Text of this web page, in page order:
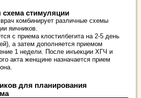
стимуляции
комбинирует различные схемы
яичников.
с приема клостилбегита на 2-5 день
а затем дополняется приемом
1 недели. После инъекции ХГЧ и
акта женщине назначается прием
для планирования